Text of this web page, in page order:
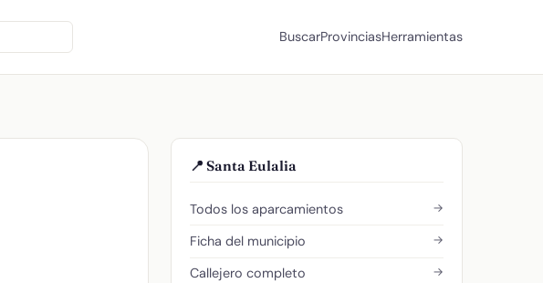
BuscarProvinciasHerramientas
📍 Santa Eulalia
Todos los aparcamientos →
Ficha del municipio →
Callejero completo →